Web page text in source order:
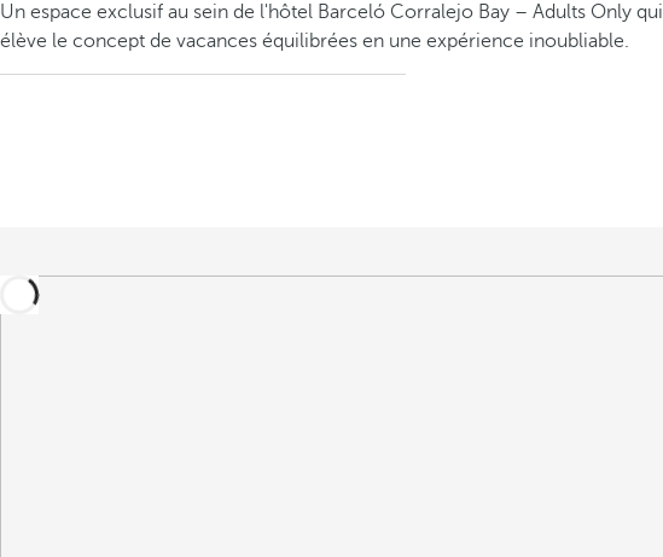
Un espace exclusif au sein de l'hôtel Barceló Corralejo Bay – Adults Only qui
élève le concept de vacances équilibrées en une expérience inoubliable.